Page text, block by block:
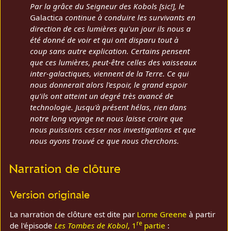
Par la grâce du Seigneur des Kobols [sic!], le
Galactica continue à conduire les survivants en
direction de ces lumières qu'un jour ils nous a
été donné de voir et qui ont disparu tout à
coup sans autre explication. Certains pensent
que ces lumières, peut-être celles des vaisseaux
inter-galactiques, viennent de la Terre. Ce qui
nous donnerait alors l'espoir, le grand espoir
qu'ils ont atteint un degré très avancé de
technologie. Jusqu'à présent hélas, rien dans
notre long voyage ne nous laisse croire que
nous puissions cesser nos investigations et que
nous ayons trouvé ce que nous cherchons.
Narration de clôture
Version originale
La narration de clôture est dite par Lorne Greene à partir
de l'épisode Les Tombes de Kobol, 1 re partie :